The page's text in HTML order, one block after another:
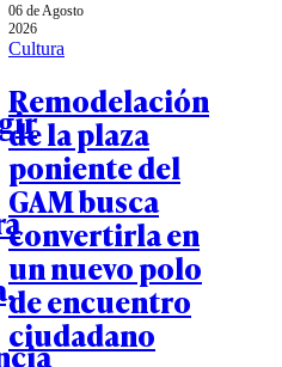
06 de Agosto
2026
Cultura
Remodelación
de la plaza
poniente del
GAM busca
convertirla en
un nuevo polo
de encuentro
ciudadano